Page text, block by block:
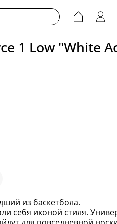
1 Low "White
из баскетбола.
себя иконой стиля.